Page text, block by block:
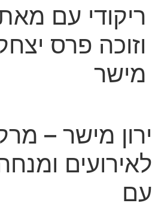
ריקודי עם
וזוכה פרס יצחק
מישר
ירון מישר –
לאירועים
עם